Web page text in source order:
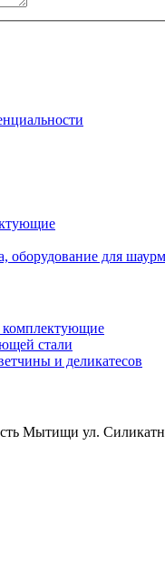
оборудование для
стали
и деликатесов
Мытищи ул.